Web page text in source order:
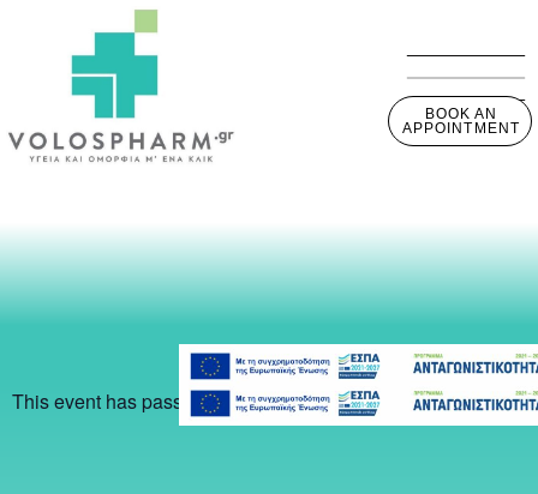
BOOK AN
APPOINTMENT
This event has passed.